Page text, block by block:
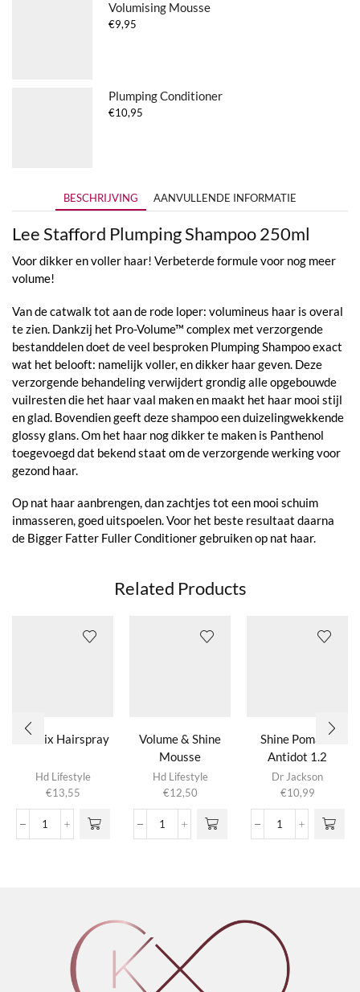
Volumising Mousse
€9,95
Plumping Conditioner
€10,95
BESCHRIJVING AANVULLENDE INFORMATIE
Lee Stafford Plumping Shampoo 250ml
Voor dikker en voller haar! Verbeterde formule voor nog meer
volume!
Van de catwalk tot aan de rode loper: volumineus haar is overal
te zien. Dankzij het Pro-Volume™ complex met verzorgende
bestanddelen doet de veel besproken Plumping Shampoo exact
wat het belooft: namelijk voller, en dikker haar geven. Deze
verzorgende behandeling verwijdert grondig alle opgebouwde
vuilresten die het haar vaal maken en maakt het haar mooi stijl
en glad. Bovendien geeft deze shampoo een duizelingwekkende
glossy glans. Om het haar nog dikker te maken is Panthenol
toegevoegd dat bekend staat om de verzorgende werking voor
gezond haar.
Op nat haar aanbrengen, dan zachtjes tot een mooi schuim
inmasseren, goed uitspoelen. Voor het beste resultaat daarna
de Bigger Fatter Fuller Conditioner gebruiken op nat haar.
Related Products
Eco Fix Hairspray
Hd Lifestyle
€13,55
Eco
Volume & Shine
Mousse
Hd Lifestyle
€12,50
Volume
Shine Pomade
Antidot 1.2
Dr Jackson
€10,99
Shine